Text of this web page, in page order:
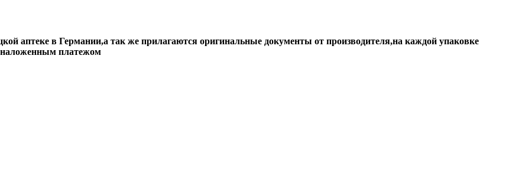
аптеке в Германии,а так же прилагаются оригинальные документы от производителя,на каждой упаковке
наложенным платежом